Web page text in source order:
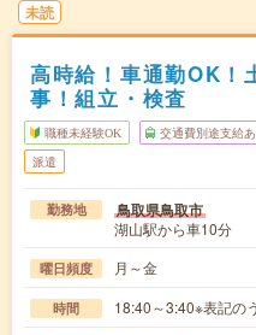
未読
高時給！車通勤OK！
事！組立・検査
職種未経験OK 交通費別途支給あ
派遣
勤務地 鳥取県鳥取市
湖山駅から車10分
曜日頻度 月～金
時間 18:40～3:40※表記の